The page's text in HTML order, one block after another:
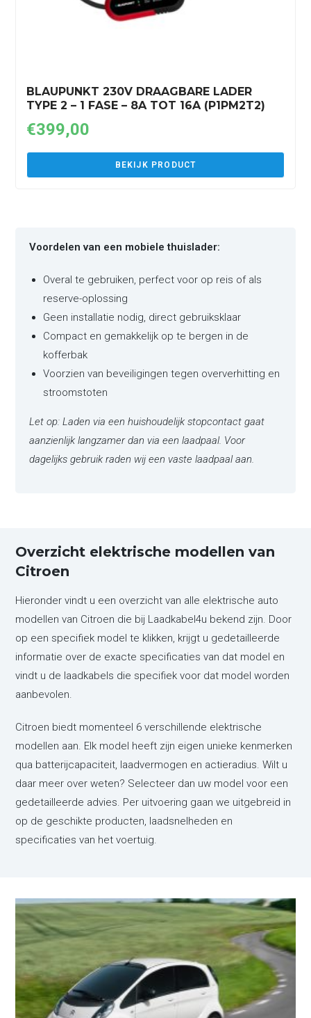
BLAUPUNKT 230V DRAAGBARE LADER
TYPE 2 – 1 FASE – 8A TOT 16A (P1PM2T2)
€399,00
BEKIJK PRODUCT
Voordelen van een mobiele thuislader:
Overal te gebruiken, perfect voor op reis of als
reserve-oplossing
Geen installatie nodig, direct gebruiksklaar
Compact en gemakkelijk op te bergen in de
kofferbak
Voorzien van beveiligingen tegen oververhitting en
stroomstoten
Let op: Laden via een huishoudelijk stopcontact gaat
aanzienlijk langzamer dan via een laadpaal. Voor
dagelijks gebruik raden wij een vaste laadpaal aan.
Overzicht elektrische modellen van
Citroen
Hieronder vindt u een overzicht van alle elektrische auto
modellen van Citroen die bij Laadkabel4u bekend zijn. Door
op een specifiek model te klikken, krijgt u gedetailleerde
informatie over de exacte specificaties van dat model en
vindt u de laadkabels die specifiek voor dat model worden
aanbevolen.
Citroen biedt momenteel 6 verschillende elektrische
modellen aan. Elk model heeft zijn eigen unieke kenmerken
qua batterijcapaciteit, laadvermogen en actieradius. Wilt u
daar meer over weten? Selecteer dan uw model voor een
gedetailleerde advies. Per uitvoering gaan we uitgebreid in
op de geschikte producten, laadsnelheden en
specificaties van het voertuig.